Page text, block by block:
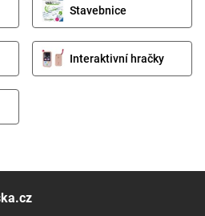
Stavebnice
Interaktivní hračky